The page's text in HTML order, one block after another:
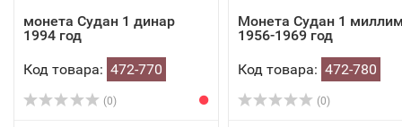
монета Судан 1 динар
1994 год
Код товара: 472-770
(0)
Монета Судан 1
1956-1969 год
Код товара: 472-780
(0)